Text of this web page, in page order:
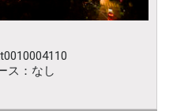
ス：なし